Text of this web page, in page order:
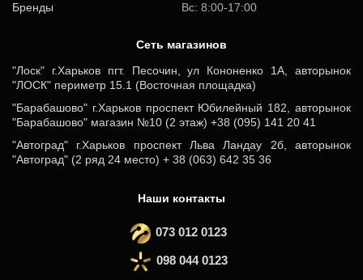
Бренды
Вс: 8:00-17:00
Cеть магазинов
"Лоск" г.Харьков пгт. Песочин, ул Кононенко 1А, авторынок
"ЛОСК" периметр 15.1 (Восточная площадка)
"Барабашово" г.Харьков проспект Юбилейный 182, авторынок
"Барабашово" магазин №10 (2 этаж) +38 (095) 141 20 41
"Автоград" г.Харьков проспект Льва Ландау 2б, авторынок
"Автоград" (2 ряд 24 место) + 38 (063) 642 35 36
Наши контакты
073 012 0123
098 044 0123